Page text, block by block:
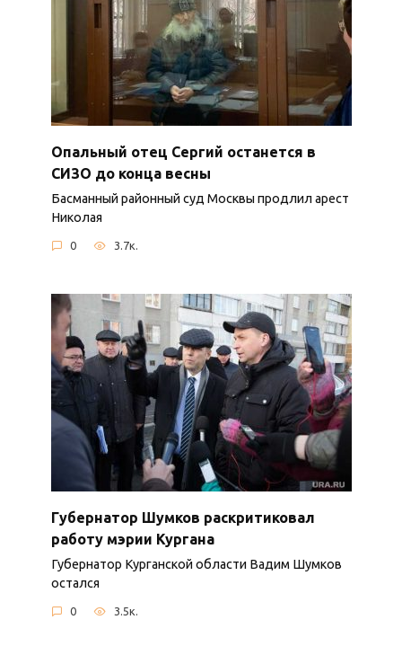
Опальный отец Сергий останется в
СИЗО до конца весны
Басманный районный суд Москвы продлил арест
Николая
0 3.7к.
Губернатор Шумков раскритиковал
работу мэрии Кургана
Губернатор Курганской области Вадим Шумков
остался
0 3.5к.